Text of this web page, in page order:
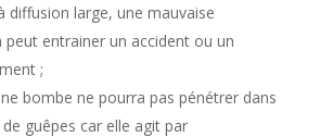
diffusion large, une mauvaise
peut entrainer un accident ou un
;
bombe ne pourra pas pénétrer dans
guêpes car elle agit par